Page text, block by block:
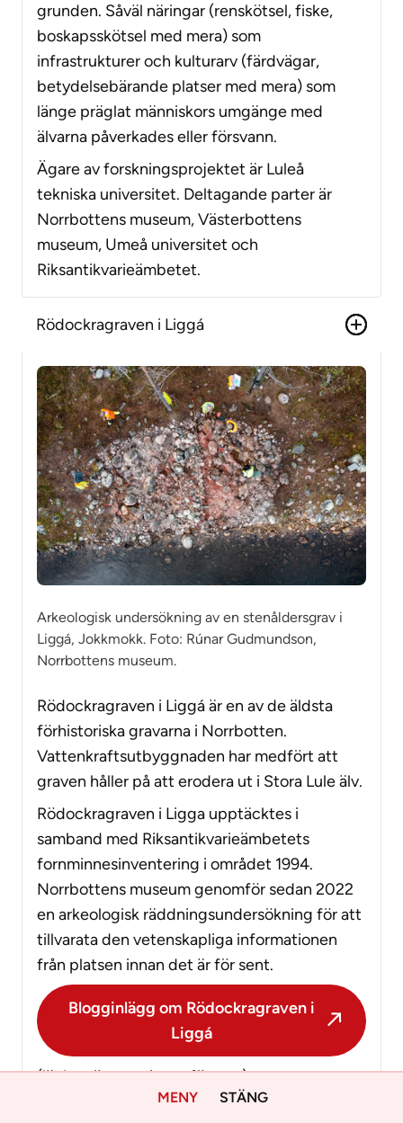
MENY STÄNG
grunden. Såväl näringar (renskötsel, fiske,
boskapsskötsel med mera) som
infrastrukturer och kulturarv (färdvägar,
betydelsebärande platser med mera) som
länge präglat människors umgänge med
älvarna påverkades eller försvann.
Ägare av forskningsprojektet är Luleå
tekniska universitet. Deltagande parter är
Norrbottens museum, Västerbottens
museum, Umeå universitet och
Riksantikvarieämbetet.
Rödockragraven i Liggá
Arkeologisk undersökning av en stenåldersgrav i
Liggá, Jokkmokk. Foto: Rúnar Gudmundson,
Norrbottens museum.
Rödockragraven i Liggá är en av de äldsta
förhistoriska gravarna i Norrbotten.
Vattenkraftsutbyggnaden har medfört att
graven håller på att erodera ut i Stora Lule älv.
Rödockragraven i Ligga upptäcktes i
samband med Riksantikvarieämbetets
fornminnesinventering i området 1994.
Norrbottens museum genomför sedan 2022
en arkeologisk räddningsundersökning för att
tillvarata den vetenskapliga informationen
från platsen innan det är för sent.
Blogginlägg om Rödockragraven i
Liggá
(länken öppnas i nytt fönster)